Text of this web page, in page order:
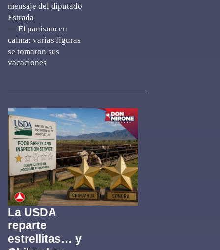
mensaje del diputado
Estrada
— El panismo en
calma: varias figuras
se tomaron sus
vacaciones
La USDA
reparte
estrellitas… y